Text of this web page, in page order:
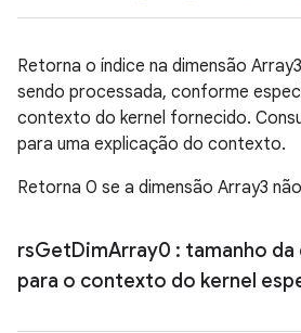
Retorna o índice na dimensão
sendo processada, conforme
contexto do kernel fornecido.
para uma explicação do contexto.
Retorna 0 se a dimensão Array3
rsGetDimArray0 : tamanho
para o contexto do kernel